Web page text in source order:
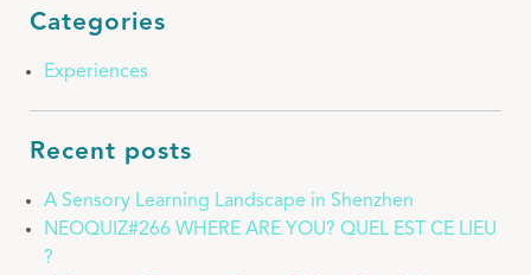
Categories
Experiences
Recent posts
A Sensory Learning Landscape in Shenzhen
NEOQUIZ#266 WHERE ARE YOU? QUEL EST CE LIEU
?